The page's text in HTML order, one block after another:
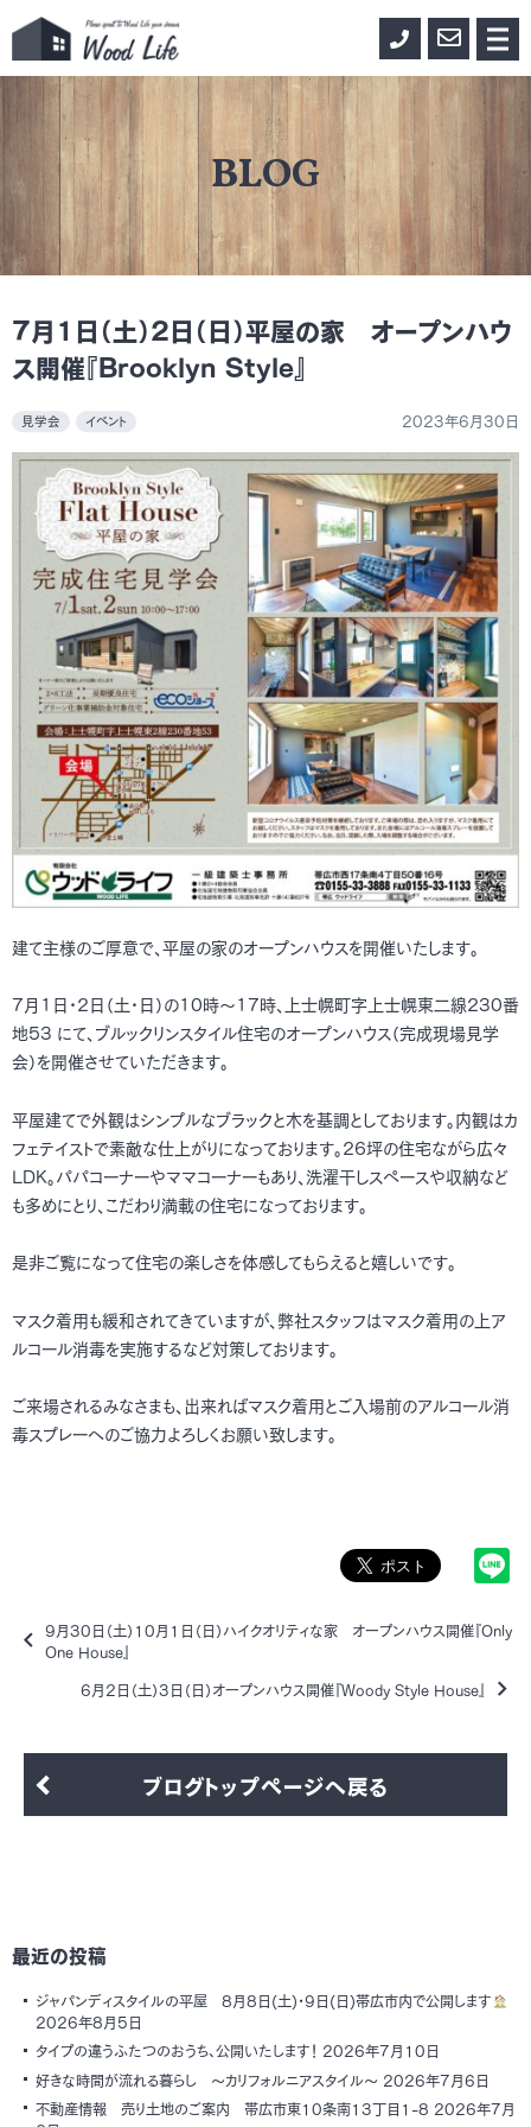
メ
ニ
ュ
0155-
33-
3888
お
問
BLOG
7月1日（土）2日（日）平屋の家 オープンハウ
ス開催『Brooklyn Style』
見学会 イベント 2023年6月30日
建て主様のご厚意で、平屋の家のオープンハウスを開催いたします。
7月1日・2日（土・日）の10時～17時、上士幌町字上士幌東二線230番
地53 にて、ブルックリンスタイル住宅のオープンハウス（完成現場見学
会）を開催させていただきます。
平屋建てで外観はシンプルなブラックと木を基調としております。内観はカ
フェテイストで素敵な仕上がりになっております。26坪の住宅ながら広々
LDK。パパコーナーやママコーナーもあり、洗濯干しスペースや収納など
も多めにとり、こだわり満載の住宅になっております。
是非ご覧になって住宅の楽しさを体感してもらえると嬉しいです。
マスク着用も緩和されてきていますが、弊社スタッフはマスク着用の上ア
ルコール消毒を実施するなど対策しております。
ご来場されるみなさまも、出来ればマスク着用とご入場前のアルコール消
毒スプレーへのご協力よろしくお願い致します。
9月30日（土）10月1日（日）ハイクオリティな家 オープンハウス開催『Only
One House』
6月2日（土）3日（日）オープンハウス開催『Woody Style House』
ブログトップページへ戻る
最近の投稿
ジャパンディスタイルの平屋 8月8日(土)・9日(日)帯広市内で公開します
2026年8月5日
タイプの違うふたつのおうち、公開いたします！ 2026年7月10日
好きな時間が流れる暮らし ～カリフォルニアスタイル～ 2026年7月6日
不動産情報 売り土地のご案内 帯広市東10条南13丁目1-8 2026年7月